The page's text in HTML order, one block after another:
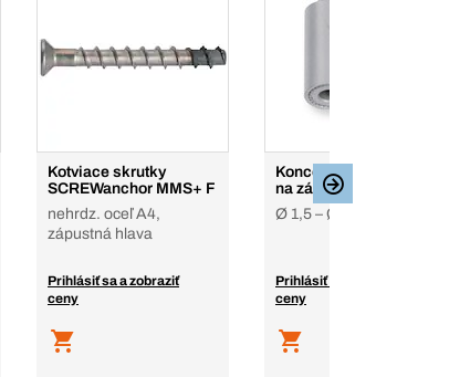
Kotviace skrutky
SCREWanchor MMS+ F
nehrdz. oceľ A4,
zápustná hlava
Prihlásiť sa a zobraziť
ceny
Koncové spony, svorky
na závesné lanká
Ø 1,5 – Ø 2,5
Prihlásiť sa a zobraziť
ceny